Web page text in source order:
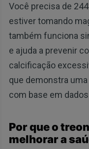
Você precisa de
estiver tomando
também funciona
e ajuda a prevenir
calcificação
que demonstra
com base em
Por que o
melhorar a